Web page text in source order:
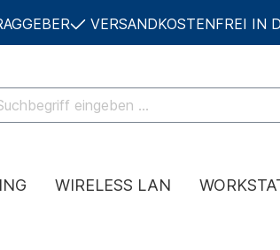
VERSANDKOSTENFREI IN
WIRELESS LAN